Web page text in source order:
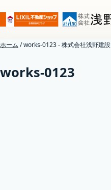
ホーム /works-0123 - 株式会社浅野建設
works-0123